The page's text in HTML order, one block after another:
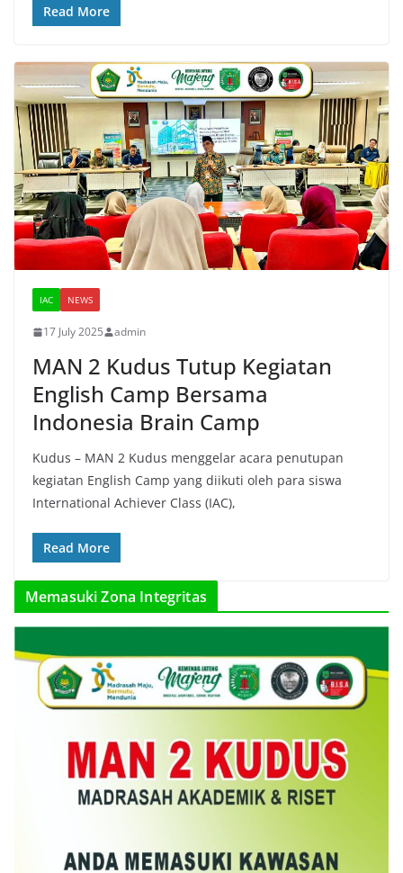
Read More
IAC NEWS
17 July 2025 admin
MAN 2 Kudus Tutup Kegiatan
English Camp Bersama
Indonesia Brain Camp
Kudus – MAN 2 Kudus menggelar acara penutupan
kegiatan English Camp yang diikuti oleh para siswa
International Achiever Class (IAC),
Read More
Memasuki Zona Integritas